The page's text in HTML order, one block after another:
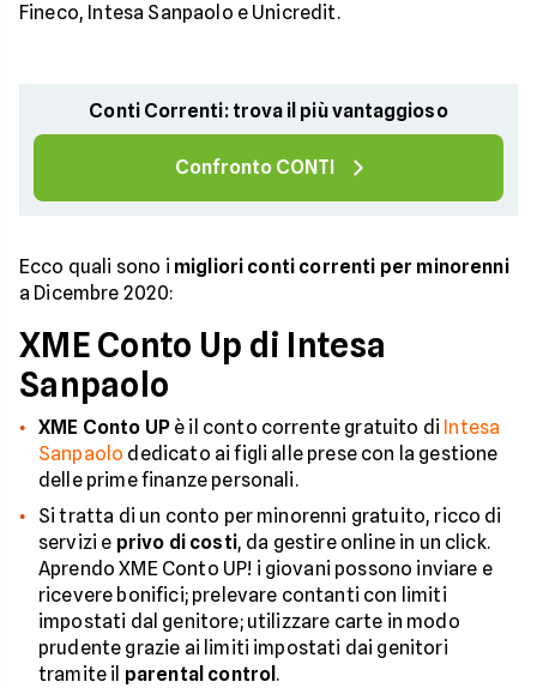
Fineco, Intesa Sanpaolo e Unicredit.
Conti Correnti: trova il più vantaggioso
Confronto CONTI
Ecco quali sono i migliori conti correnti per minorenni
a Dicembre 2020:
XME Conto Up di Intesa
Sanpaolo
XME Conto UPè il conto corrente gratuito di Intesa
Sanpaolo dedicato ai figli alle prese con la gestione
delle prime finanze personali.
Si tratta di un conto per minorenni gratuito, ricco di
servizi e privo di costi, da gestire online in un click.
Aprendo XME Conto UP! i giovani possono inviare e
ricevere bonifici; prelevare contanti con limiti
impostati dal genitore; utilizzare carte in modo
prudente grazie ai limiti impostati dai genitori
tramite il parental control .